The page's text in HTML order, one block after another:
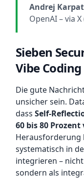
Andrej
OpenAI– via
Sieben
Vibe Coding
Die gute
unsicher sein.
dass Self-
60 bis 80 Prozent
Herausforderung
systematisch in
integrieren –
sondern als